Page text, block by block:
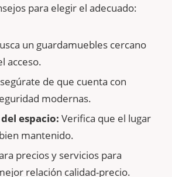
para elegir el adecuado:
un guardamuebles cercano
acceso.
de que cuenta con
modernas.
espacio: Verifica que el lugar
mantenido.
precios y servicios para
relación calidad-precio.